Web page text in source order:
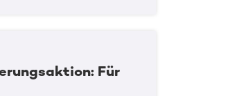
Für